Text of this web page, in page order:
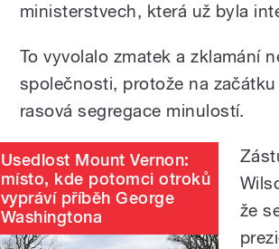
ministerstvech, která už byla
To vyvolalo zmatek a zklamání
společnosti, protože na
rasová segregace minulostí.
Usedlost Mount Vernon:
místo, kde potomci otroků
vypráví příběh George
Washingtona
že